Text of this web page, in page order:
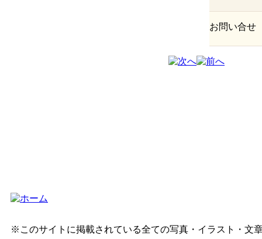
お問い合せ
※このサイトに掲載されている全ての写真・イラスト・文